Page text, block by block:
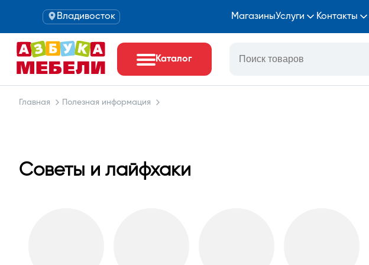
Владивосток МагазиныУслуги Контакты
Каталог
Главная Полезная информация
Советы и лайфхаки